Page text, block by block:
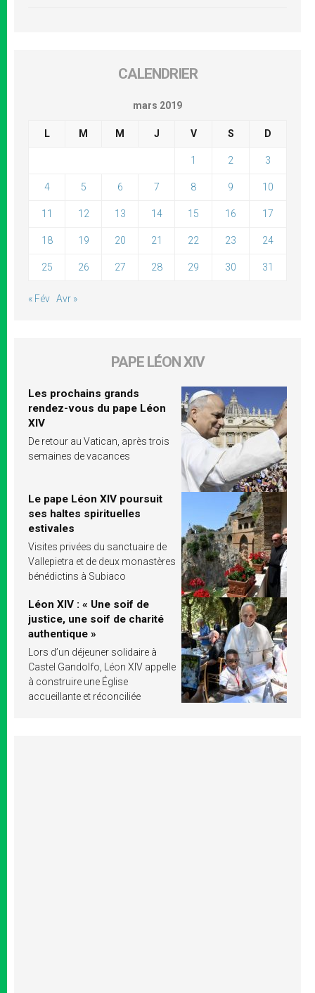
CALENDRIER
mars 2019
L M M J V S D
1 2 3
4 5 6 7 8 9 10
11 12 13 14 15 16 17
18 19 20 21 22 23 24
25 26 27 28 29 30 31
« Fév Avr »
PAPE LÉON XIV
Les prochains grands
rendez-vous du pape Léon
XIV
De retour au Vatican, après trois
semaines de vacances
Le pape Léon XIV poursuit
ses haltes spirituelles
estivales
Visites privées du sanctuaire de
Vallepietra et de deux monastères
bénédictins à Subiaco
Léon XIV : « Une soif de
justice, une soif de charité
authentique »
Lors d’un déjeuner solidaire à
Castel Gandolfo, Léon XIV appelle
à construire une Église
accueillante et réconciliée